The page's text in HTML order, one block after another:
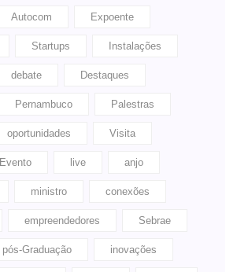
Autocom Expoente
Startups Instalações
debate Destaques
Pernambuco Palestras
oportunidades Visita
Evento live anjo
ministro conexões
empreendedores Sebrae
pós-Graduação inovações